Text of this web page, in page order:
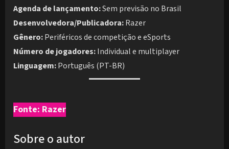
Agenda de lançamento:Sem previsão no Brasil
Desenvolvedora/Publicadora:Razer
Gênero:Periféricos de competição e eSports
Número de jogadores:Individual e multiplayer
Linguagem:Português (PT-BR)
Fonte: Razer
Sobre o autor